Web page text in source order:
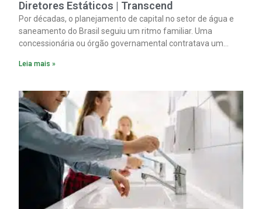
Diretores Estáticos | Transcend
Por décadas, o planejamento de capital no setor de água e
saneamento do Brasil seguiu um ritmo familiar. Uma
concessionária ou órgão governamental contratava um
Leia mais »